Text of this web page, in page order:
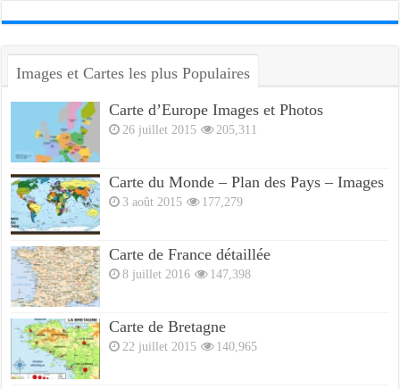
Images et Cartes les plus Populaires
Carte d’Europe Images et Photos
26 juillet 2015 205,311
Carte du Monde – Plan des Pays – Images
3 août 2015 177,279
Carte de France détaillée
8 juillet 2016 147,398
Carte de Bretagne
22 juillet 2015 140,965